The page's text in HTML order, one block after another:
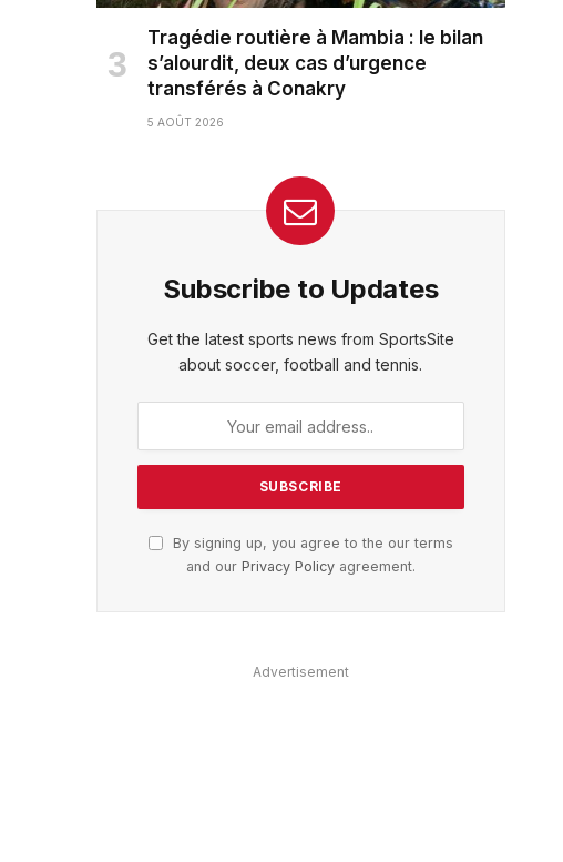
Tragédie routière à Mambia : le bilan
s’alourdit, deux cas d’urgence
transférés à Conakry
5 AOÛT 2026
Subscribe to Updates
Get the latest sports news from SportsSite
about soccer, football and tennis.
By signing up, you agree to the our terms
and our Privacy Policyagreement.
Advertisement